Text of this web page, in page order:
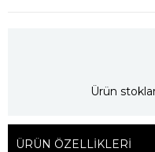
Ürün
ÜRÜN ÖZELLIKLERI